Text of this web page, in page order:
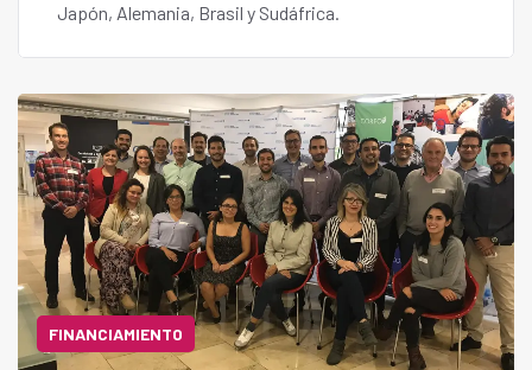
Japón, Alemania, Brasil y Sudáfrica.
FINANCIAMIENTO